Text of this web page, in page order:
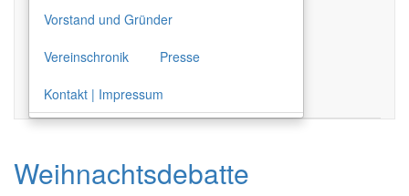
Vorstand und Gründer
Vereinschronik Presse
Kontakt | Impressum
Weihnachtsdebatte